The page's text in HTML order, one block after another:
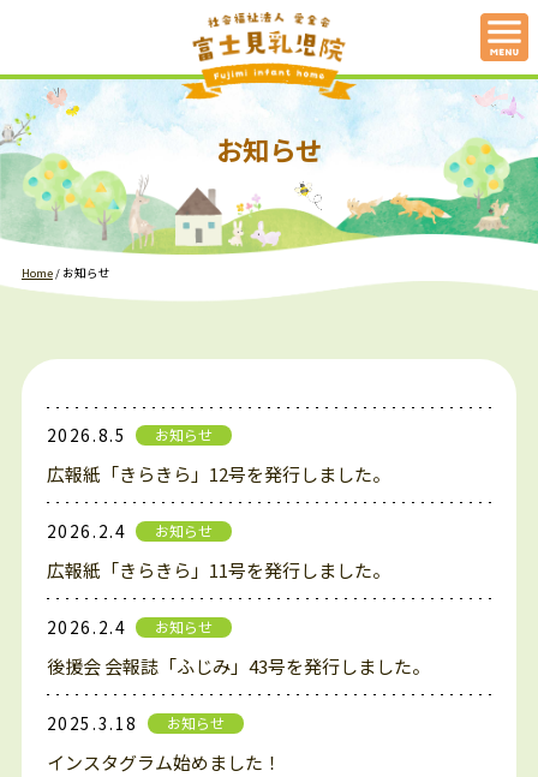
お知らせ
Home/ お知らせ
2026.8.5 お知らせ
広報紙「きらきら」12号を発行しました。
2026.2.4 お知らせ
広報紙「きらきら」11号を発行しました。
2026.2.4 お知らせ
後援会 会報誌「ふじみ」43号を発行しました。
2025.3.18 お知らせ
インスタグラム始めました！